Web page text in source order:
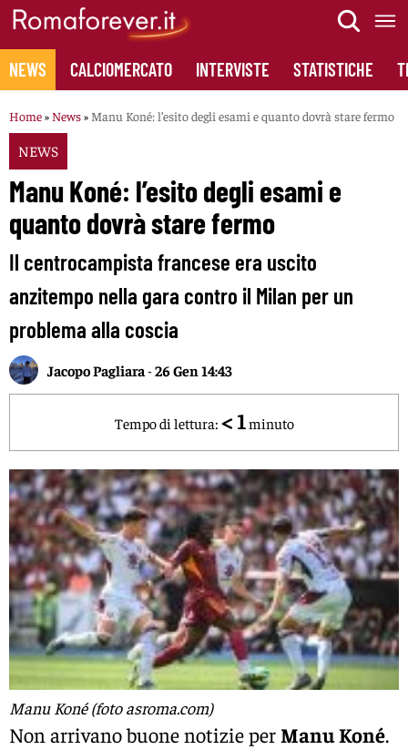
Skip
content
NEWS CALCIOMERCATO INTERVISTE STATISTICHE
Home» News» Manu Koné: l’esito degli esami e quanto dovrà stare fermo
NEWS
Manu Koné: l’esito degli esami e
quanto dovrà stare fermo
Il centrocampista francese era uscito
anzitempo nella gara contro il Milan per un
problema alla coscia
Jacopo Pagliara -26 Gen 14:43
Tempo di lettura: < 1 minuto
Manu Koné (foto asroma.com)
Non arrivano buone notizie per Manu Koné.